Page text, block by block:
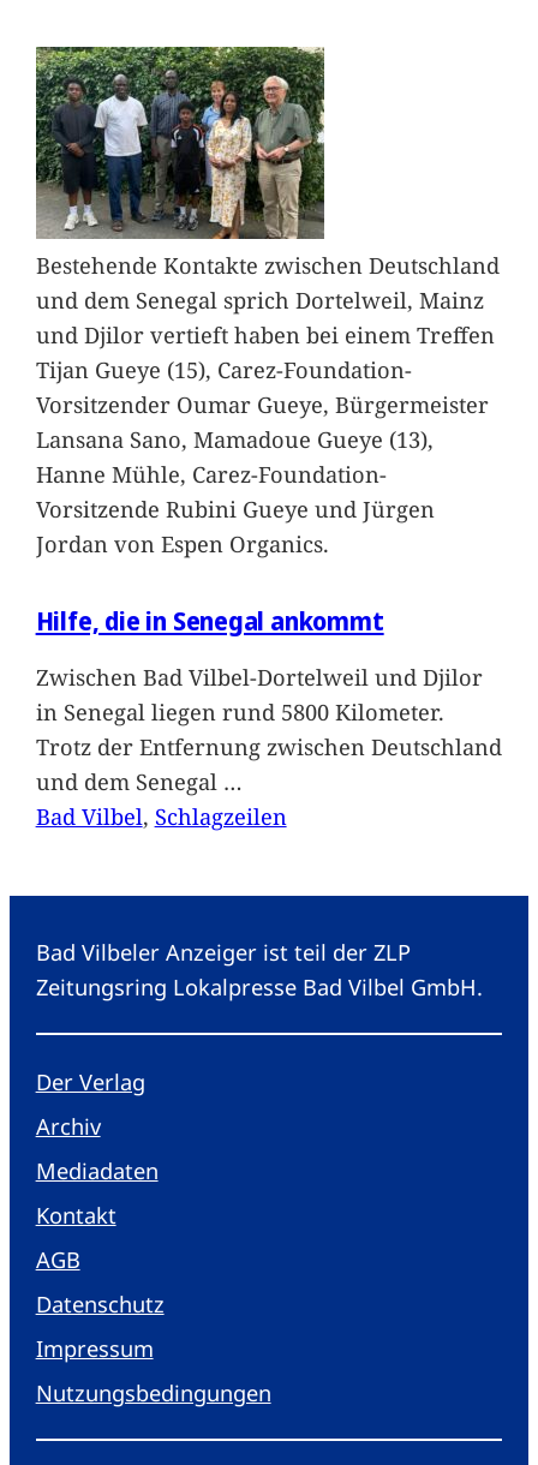
Bestehende Kontakte zwischen Deutschland
und dem Senegal sprich Dortelweil, Mainz
und Djilor vertieft haben bei einem Treffen
Tijan Gueye (15), Carez-Foundation-
Vorsitzender Oumar Gueye, Bürgermeister
Lansana Sano, Mamadoue Gueye (13),
Hanne Mühle, Carez-Foundation-
Vorsitzende Rubini Gueye und Jürgen
Jordan von Espen Organics.
Hilfe, die in Senegal ankommt
Zwischen Bad Vilbel-Dortelweil und Djilor
in Senegal liegen rund 5800 Kilometer.
Trotz der Entfernung zwischen Deutschland
und dem Senegal …
Bad Vilbel, Schlagzeilen
Bad Vilbeler Anzeiger ist teil der ZLP
Zeitungsring Lokalpresse Bad Vilbel GmbH.
Der Verlag
Archiv
Mediadaten
Kontakt
AGB
Datenschutz
Impressum
Nutzungsbedingungen